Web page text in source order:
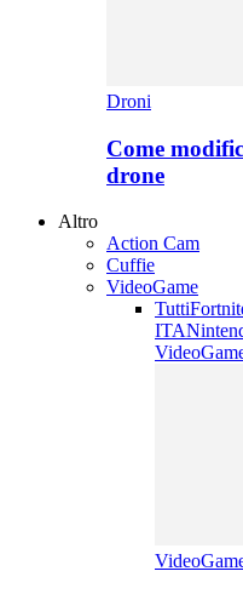
Droni
Come
drone
Altro
Action Cam
Cuffie
VideoGame
Tutti
ITA